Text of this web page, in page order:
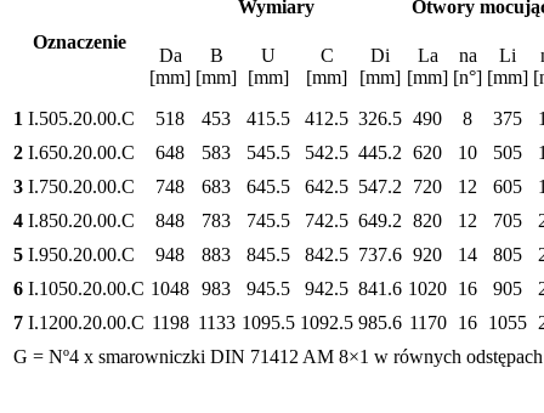
Oznaczenie
Wymiary Otwory
Da
[mm]
B
[mm]
U
[mm]
C
[mm]
Di
[mm]
La
[mm]
na
[n°]
Li
[mm]
1 I.505.20.00.C 518 453 415.5 412.5 326.5 490 8 375
2 I.650.20.00.C 648 583 545.5 542.5 445.2 620 10 505
3 I.750.20.00.C 748 683 645.5 642.5 547.2 720 12 605
4 I.850.20.00.C 848 783 745.5 742.5 649.2 820 12 705
5 I.950.20.00.C 948 883 845.5 842.5 737.6 920 14 805
6 I.1050.20.00.C 1048 983 945.5 942.5 841.6 1020 16 905
7 I.1200.20.00.C 1198 1133 1095.5 1092.5 985.6 1170 16 1055
G = Nº4 x smarowniczki DIN 71412 AM 8×1 w równych odstępach